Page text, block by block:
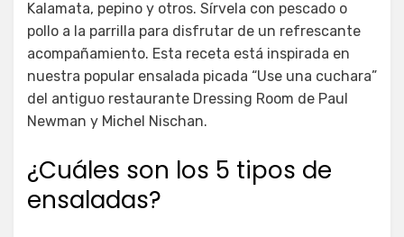
Kalamata, pepino y otros. Sírvela con pescado o
pollo a la parrilla para disfrutar de un refrescante
acompañamiento. Esta receta está inspirada en
nuestra popular ensalada picada “Use una cuchara”
del antiguo restaurante Dressing Room de Paul
Newman y Michel Nischan.
¿Cuáles son los 5 tipos de
ensaladas?